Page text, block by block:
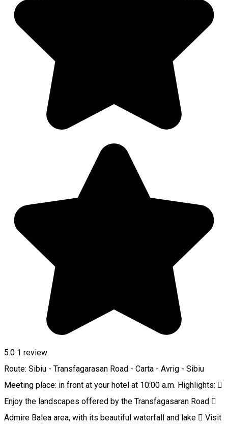
5.0 1 review
Route: Sibiu - Transfagarasan Road - Carta - Avrig - Sibiu
Meeting place: in front at your hotel at 10:00 a.m. Highlights: 
Enjoy the landscapes offered by the Transfagasaran Road 
Admire Balea area, with its beautiful waterfall and lake  Visit